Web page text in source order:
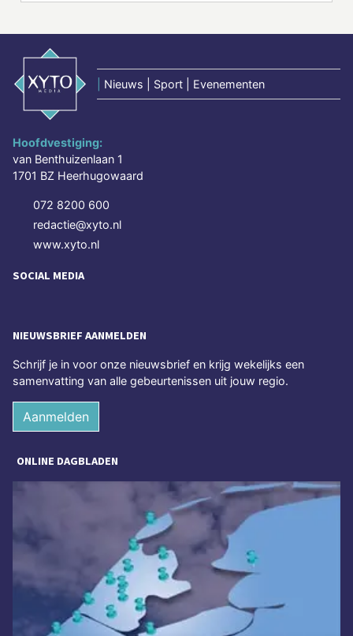
Nieuws | Sport | Evenementen
Hoofdvestiging:
van Benthuizenlaan 1
1701 BZ Heerhugowaard
072 8200 600
redactie@xyto.nl
www.xyto.nl
SOCIAL MEDIA
NIEUWSBRIEF AANMELDEN
Schrijf je in voor onze nieuwsbrief en krijg wekelijks een
samenvatting van alle gebeurtenissen uit jouw regio.
Aanmelden
ONLINE DAGBLADEN